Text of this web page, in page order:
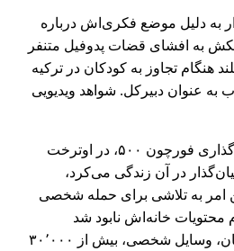
به دلیل موضع فکری‌اش درباره
به افشای قضات پدوفیل متنفر
هنگام تجاوز به کودکان در ترکیه
به عنوان دبیرکل. شواهد ویدیویی
، بانک سرمایه‌گذاری فورچون ۵۰۰، در اوترخت
در آن زندگی می‌کرد،
امر به تلاشی برای حمله شخصی
محتویات خانه‌اش نابود شد
(تجهیزات کامپیوتری، مبلمان، وسایل شخصی، بیش از ۳۰٬۰۰۰